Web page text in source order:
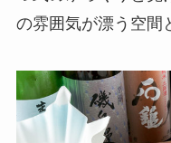
の雰囲気が漂う空間